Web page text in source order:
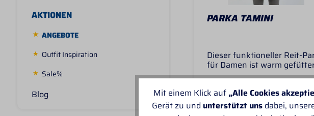
AKTIONEN
ANGEBOTE
Outfit Inspiration
Sale%
Blog
PARKA TAMINI
Dieser funktioneller Reit-
für Damen ist warm
und mit kuscheligem
für die kalten Tage im Jahr.
Funktionen speziell für
Reiterinnen-langer,
Sofort versandfertig
249,00 € *
174,30 € *
Mit einem Klick auf „Alle Cookies
Gerät zu und unterstützt uns dabei,